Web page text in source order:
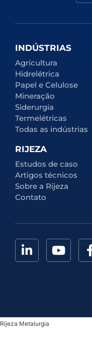
INDÚSTRIAS
Agricultura
Hidrelétrica
Papel e Celulose
Mineração
Siderurgia
Termelétricas
Todas as indústrias
RIJEZA
Estudos de caso
Artigos técnicos
Sobre a Rijeza
Contato
Rijeza Metalurgia